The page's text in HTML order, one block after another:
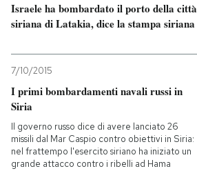
Israele ha bombardato il porto della città
siriana di Latakia, dice la stampa siriana
7/10/2015
I primi bombardamenti navali russi in
Siria
Il governo russo dice di avere lanciato 26
missili dal Mar Caspio contro obiettivi in Siria:
nel frattempo l'esercito siriano ha iniziato un
grande attacco contro i ribelli ad Hama